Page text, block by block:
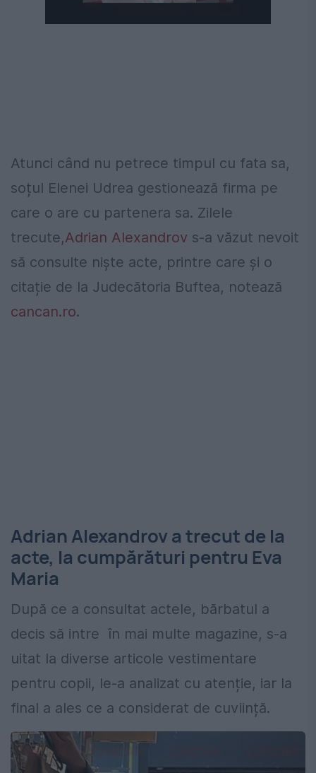
Atunci când nu petrece timpul cu fata sa,
soțul Elenei Udrea gestionează firma pe
care o are cu partenera sa. Zilele
trecute,Adrian Alexandrov s-a văzut nevoit
să consulte niște acte, printre care și o
citație de la Judecătoria Buftea, notează
cancan.ro.
Adrian Alexandrov a trecut de la
acte, la cumpărături pentru Eva
Maria
După ce a consultat actele, bărbatul a
decis să intre în mai multe magazine, s-a
uitat la diverse articole vestimentare
pentru copii, le-a analizat cu atenție, iar la
final a ales ce a considerat de cuviință.